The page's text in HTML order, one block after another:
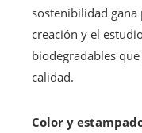
sostenibilidad
creación y el
biodegradables
calidad.
Color y